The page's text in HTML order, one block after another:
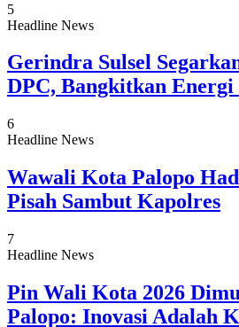
5
Headline News
Gerindra Sulsel
DPC, Bangkitkan
6
Headline News
Wawali Kota Palopo
Pisah Sambut Kapolres
7
Headline News
Pin Wali Kota 2026
Palopo: Inovasi Adalah